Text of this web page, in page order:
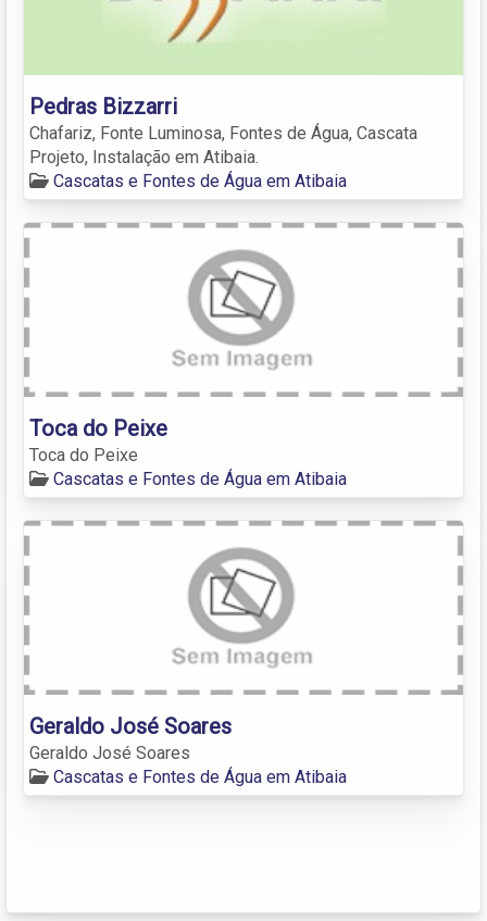
Pedras Bizzarri
Chafariz, Fonte Luminosa, Fontes de Água, Cascata
Projeto, Instalação em Atibaia.
Cascatas e Fontes de Água em Atibaia
Toca do Peixe
Toca do Peixe
Cascatas e Fontes de Água em Atibaia
Geraldo José Soares
Geraldo José Soares
Cascatas e Fontes de Água em Atibaia